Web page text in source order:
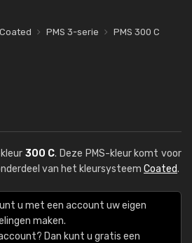
Coated PMS 3-serie PMS 300 C
300 C. Deze PMS-kleur komt voor
van het kleursysteem Coated.
u met een account uw eigen
maken.
Dan kunt u gratis een